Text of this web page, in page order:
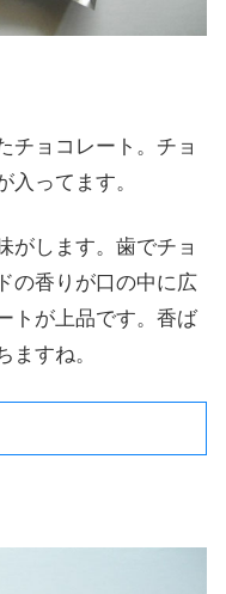
チョコレート。チョ
入ってます。
がします。歯でチョ
の香りが口の中に広
トが上品です。香ば
ますね。